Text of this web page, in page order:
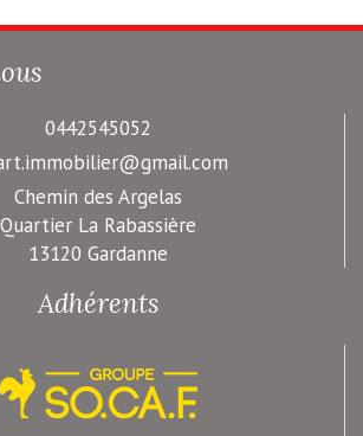
0442545052
Chemin des Argelas
Quartier La Rabassière
13120 Gardanne
Adhérents